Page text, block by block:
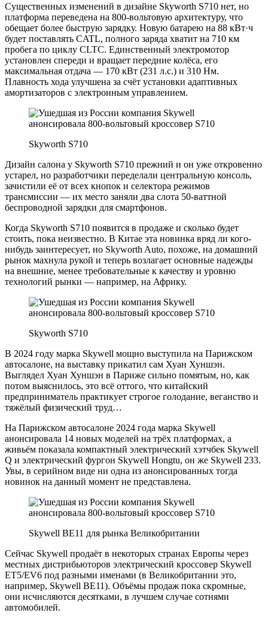
Существенных изменений в дизайне Skyworth S710 нет, но
платформа переведена на 800-вольтовую архитектуру, что
обещает более быструю зарядку. Новую батарею на 88 кВт·ч
будет поставлять CATL, полного заряда хватит на 710 км
пробега по циклу CLTC. Единственный электромотор
установлен спереди и вращает передние колёса, его
максимальная отдача — 170 кВт (231 л.с.) и 310 Нм.
Плавность хода улучшена за счёт установки адаптивных
амортизаторов с электронным управлением.
Skyworth S710
Дизайн салона у Skyworth S710 прежний и он уже откровенно
устарел, но разработчики переделали центральную консоль,
зачистили её от всех кнопок и селектора режимов
трансмиссии — их место заняли два слота 50-ваттной
беспроводной зарядки для смартфонов.
Когда Skyworth S710 появится в продаже и сколько будет
стоить, пока неизвестно. В Китае эта новинка вряд ли кого-
нибудь заинтересует, но Skyworth Auto, похоже, на домашний
рынок махнула рукой и теперь возлагает основные надежды
на внешние, менее требовательные к качеству и уровню
технологий рынки — например, на Африку.
Skyworth S710
В 2024 году марка Skywell мощно выступила на Парижском
автосалоне, на выставку прикатил сам Хуан Хуншэн.
Выглядел Хуан Хуншэн в Париже сильно помятым, но, как
потом выяснилось, это всё оттого, что китайский
предприниматель практикует строгое голодание, веганство и
тяжёлый физический труд…
На Парижском автосалоне 2024 года марка Skywell
анонсировала 14 новых моделей на трёх платформах, а
живьём показала компактный электрический хэтчбек Skywell
Q и электрический фургон Skywell Hongtu, он же Skywell 233.
Увы, в серийном виде ни одна из анонсированных тогда
новинок на данный момент не представлена.
Skywell BE11 для рынка Великобритании
Сейчас Skywell продаёт в некоторых странах Европы через
местных дистрибьюторов электрический кроссовер Skywell
ET5/EV6 под разными именами (в Великобритании это,
например, Skywell BE11). Объёмы продаж пока скромные,
они исчисляются десятками, в лучшем случае сотнями
автомобилей.